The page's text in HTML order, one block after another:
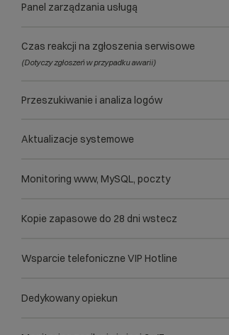
Panel zarządzania usługą
Czas reakcji na zgłoszenia serwisowe
(Dotyczy zgłoszeń w przypadku awarii)
Przeszukiwanie i analiza logów
Aktualizacje systemowe
Monitoring www, MySQL, poczty
Kopie zapasowe do 28 dni wstecz
Wsparcie telefoniczne VIP Hotline
Dedykowany opiekun